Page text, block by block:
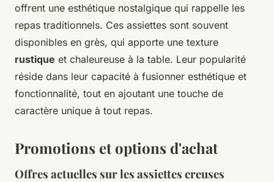
offrent une esthétique nostalgique qui rappelle les
repas traditionnels. Ces assiettes sont souvent
disponibles en grès, qui apporte une texture
rustique et chaleureuse à la table. Leur popularité
réside dans leur capacité à fusionner esthétique et
fonctionnalité, tout en ajoutant une touche de
caractère unique à tout repas.
Promotions et options d'achat
Offres actuelles sur les assiettes creuses